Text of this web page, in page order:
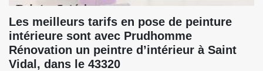
Les meilleurs tarifs en pose de peinture
intérieure sont avec Prudhomme
Rénovation un peintre d’intérieur à Saint
Vidal, dans le 43320